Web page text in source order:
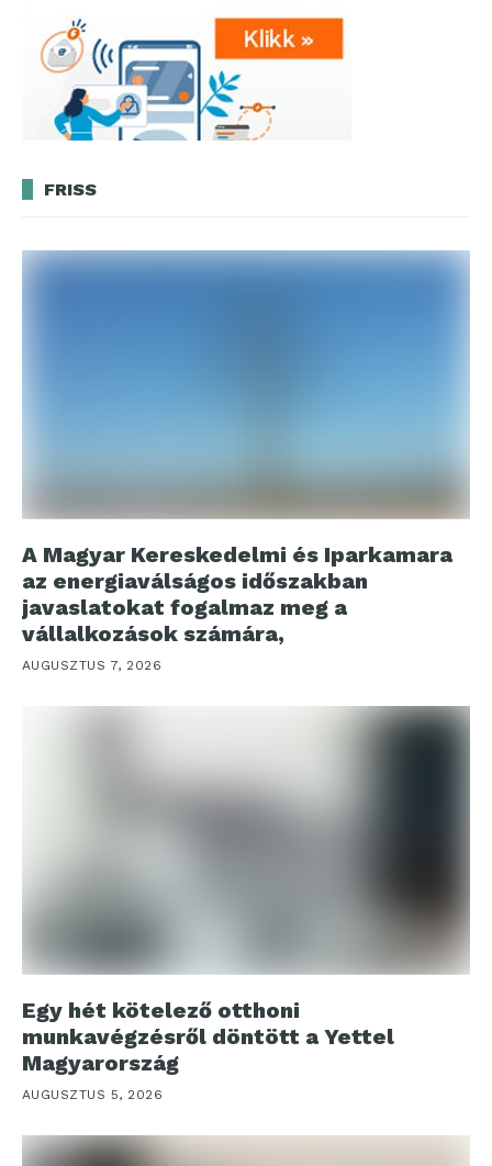
FRISS
A Magyar Kereskedelmi és Iparkamara
az energiaválságos időszakban
javaslatokat fogalmaz meg a
vállalkozások számára,
AUGUSZTUS 7, 2026
Egy hét kötelező otthoni
munkavégzésről döntött a Yettel
Magyarország
AUGUSZTUS 5, 2026